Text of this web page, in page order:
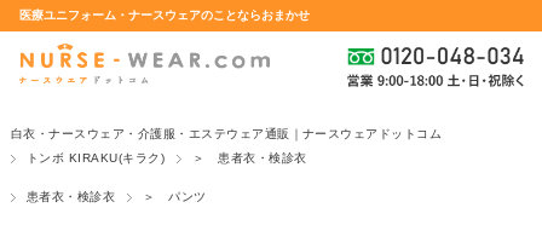
医療ユニフォーム・ナースウェアのことならおまかせ
白衣・ナースウェア・介護服・エステウェア通販｜ナースウェアドットコム
トンボ KIRAKU(キラク)
＞ 患者衣・検診衣
患者衣・検診衣 ＞ パンツ